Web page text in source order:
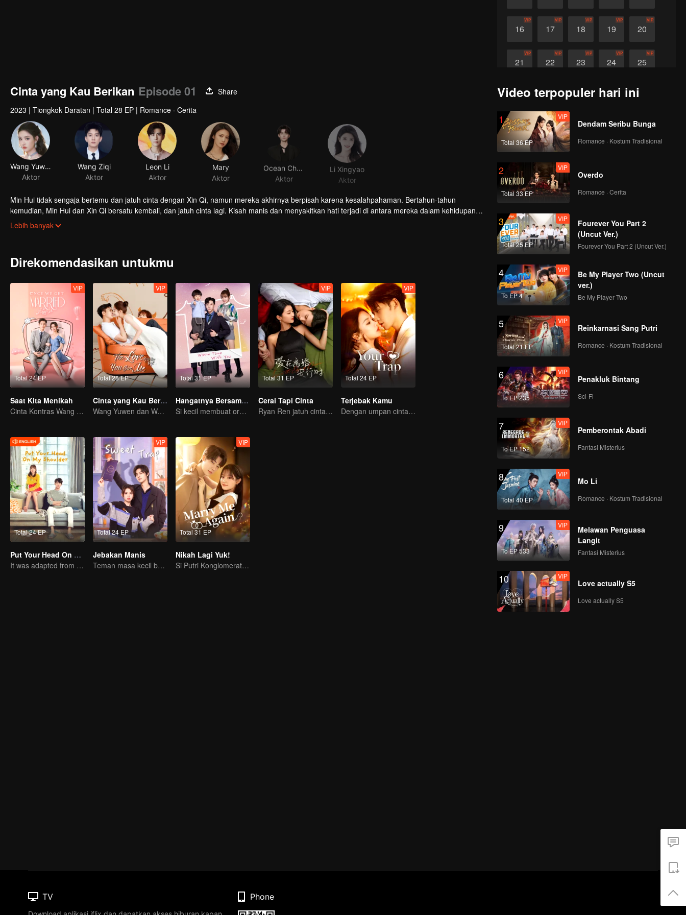
16
VIP
17
VIP
18
VIP
19
VIP
20
VIP
21
VIP
22
VIP
23
VIP
24
VIP
25
VIP
26 27 28
Cinta yang Kau Berikan Episode 01
Share
2023 | Tiongkok Daratan | Total 28 EP | Romance · Cerita
Wang Yuwen
Aktor
Wang Ziqi
Aktor
Leon Li
Aktor
Mary
Aktor
Aktor
Li Xingyao
Aktor
Min Hui tidak sengaja bertemu dan jatuh cinta dengan Xin Qi, namun mereka akhirnya berpisah karena kesalahpahaman. Bertahun-tahun
kemudian, Min Hui dan Xin Qi bersatu kembali, dan jatuh cinta lagi. Kisah manis dan menyakitkan hati terjadi di antara mereka dalam kehidupan
dan pekerjaan.
Lebih banyak
Direkomendasikan untukmu
Total 24 EP
VIP
Saat Kita Menikah
Cinta Kontras Wang Ziqi dan Wang Yuwen
Total 28 EP
VIP
Cinta yang Kau Berikan (English Ver.)
Wang Yuwen dan Wang Ziqi Kembali Berpasangan
Total 31 EP
Hangatnya Bersamamu
Si kecil membuat orang tua palsu jadi nyata
Total 31 EP
VIP
Cerai Tapi Cinta
Ryan Ren jatuh cinta setelah gugat cerai Istrinya?!
Total 24 EP
VIP
Terjebak Kamu
Dengan umpan cinta, memancingmu jatuh ke jebakan
Total 24 EP
Put Your Head On My Shoulder (Eng Dub)
It was adapted from the same series of novels as "A Love so Beautiful"
Total 24 EP
VIP
Jebakan Manis
Teman masa kecil bersaing jadi chef terbaik
Total 31 EP
VIP
Nikah Lagi Yuk!
Si Putri Konglomerat jatuh cinta pada kembaran mendiang Suaminya?
Video terpopuler hari ini
1
Total 36 EP
VIP
Dendam Seribu Bunga
Romance · Kostum Tradisional
2
Total 33 EP
VIP
Overdo
Romance · Cerita
3
Total 25 EP
VIP
Fourever You Part 2
(Uncut Ver.)
Fourever You Part 2 (Uncut Ver.)
4
To EP 4
VIP
Be My Player Two (Uncut
ver.)
Be My Player Two
5
Total 21 EP
VIP
Reinkarnasi Sang Putri
Romance · Kostum Tradisional
6
To EP 235
VIP
Penakluk Bintang
Sci-Fi
7
To EP 152
VIP
Pemberontak Abadi
Fantasi Misterius
8
Total 40 EP
VIP
Mo Li
Romance · Kostum Tradisional
9
To EP 533
VIP
Melawan Penguasa
Langit
Fantasi Misterius
10 VIP
Love actually S5
Love actually S5
TV Phone